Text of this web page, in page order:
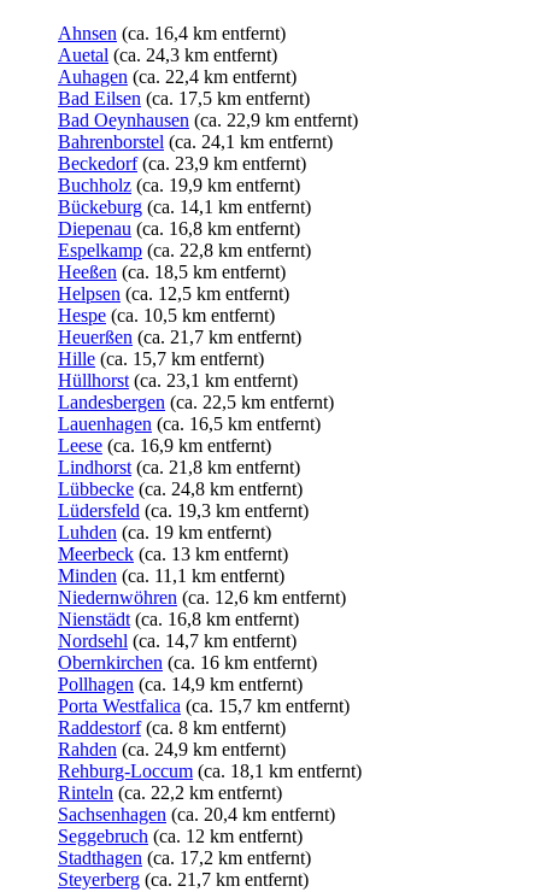
Ahnsen (ca. 16,4 km entfernt)
Auetal (ca. 24,3 km entfernt)
Auhagen (ca. 22,4 km entfernt)
Bad Eilsen (ca. 17,5 km entfernt)
Bad Oeynhausen (ca. 22,9 km entfernt)
Bahrenborstel (ca. 24,1 km entfernt)
Beckedorf(ca. 23,9 km entfernt)
Buchholz (ca. 19,9 km entfernt)
Bückeburg (ca. 14,1 km entfernt)
Diepenau (ca. 16,8 km entfernt)
Espelkamp (ca. 22,8 km entfernt)
Heeßen (ca. 18,5 km entfernt)
Helpsen (ca. 12,5 km entfernt)
Hespe (ca. 10,5 km entfernt)
Heuerßen (ca. 21,7 km entfernt)
Hille (ca. 15,7 km entfernt)
Hüllhorst (ca. 23,1 km entfernt)
Landesbergen (ca. 22,5 km entfernt)
Lauenhagen (ca. 16,5 km entfernt)
Leese (ca. 16,9 km entfernt)
Lindhorst (ca. 21,8 km entfernt)
Lübbecke (ca. 24,8 km entfernt)
Lüdersfeld (ca. 19,3 km entfernt)
Luhden (ca. 19 km entfernt)
Meerbeck (ca. 13 km entfernt)
Minden (ca. 11,1 km entfernt)
Niedernwöhren (ca. 12,6 km entfernt)
Nienstädt (ca. 16,8 km entfernt)
Nordsehl (ca. 14,7 km entfernt)
Obernkirchen (ca. 16 km entfernt)
Pollhagen (ca. 14,9 km entfernt)
Porta Westfalica (ca. 15,7 km entfernt)
Raddestorf(ca. 8 km entfernt)
Rahden (ca. 24,9 km entfernt)
Rehburg-Loccum (ca. 18,1 km entfernt)
Rinteln (ca. 22,2 km entfernt)
Sachsenhagen (ca. 20,4 km entfernt)
Seggebruch (ca. 12 km entfernt)
Stadthagen (ca. 17,2 km entfernt)
Steyerberg (ca. 21,7 km entfernt)